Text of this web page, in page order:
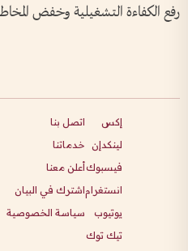
رفع الكفاءة التشغيلية وخفض
إكس
لينكدإن
فيسبوك
انستغرام
يوتيوب
تيك توك
اتصل بنا
خدماتنا
أعلن معنا
اشترك في البيان
سياسة الخصوصية